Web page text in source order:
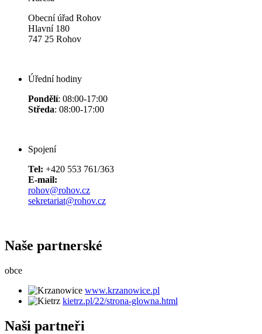
Obecní úřad Rohov
Hlavní 180
747 25 Rohov
Úřední hodiny
Pondělí: 08:00-17:00
Středa: 08:00-17:00
Spojení
Tel: +420 553 761/363
E-mail:
rohov@rohov.cz
sekretariat@rohov.cz
Naše partnerské
obce
www.krzanowice.pl
kietrz.pl/22/strona-glowna.html
Naši partneři